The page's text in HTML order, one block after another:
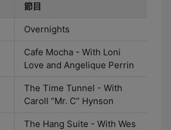
節目
Overnights
Cafe Mocha - With Loni
Love and Angelique Perrin
The Time Tunnel - With
Caroll “Mr. C” Hynson
The Hang Suite - With Wes